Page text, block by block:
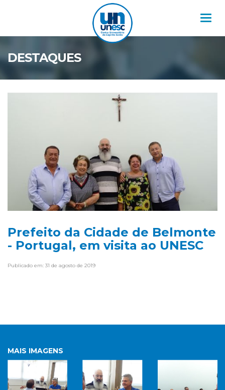
DESTAQUES
Prefeito da Cidade de Belmonte
- Portugal, em visita ao UNESC
Publicado em: 31 de agosto de 2019
MAIS IMAGENS